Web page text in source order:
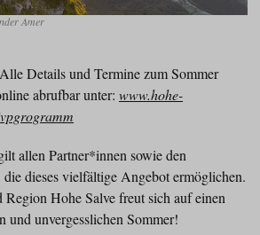
Amer
Details und Termine zum Sommer
abrufbar unter: www.hohe-
allen Partner*innen sowie den
dieses vielfältige Angebot ermöglichen.
Region Hohe Salve freut sich auf einen
und unvergesslichen Sommer!